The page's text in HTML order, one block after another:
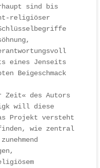
sind bis
religiöser
eines Jenseits
Beigeschmack
Zeit« des Autors
will diese
Projekt versteht
wie zentral